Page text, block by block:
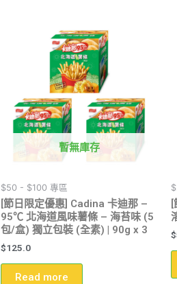
暫無庫存
$50 - $100 專區
[節日限定優惠] Cadina 卡迪那 –
95℃ 北海道風味薯條 – 海苔味 (5
包/盒) 獨立包裝 (全素) | 90g x 3
$125.0
Read more
$